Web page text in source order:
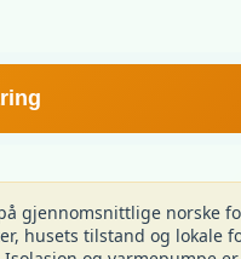
gjennomsnittlige norske
husets tilstand og lokale